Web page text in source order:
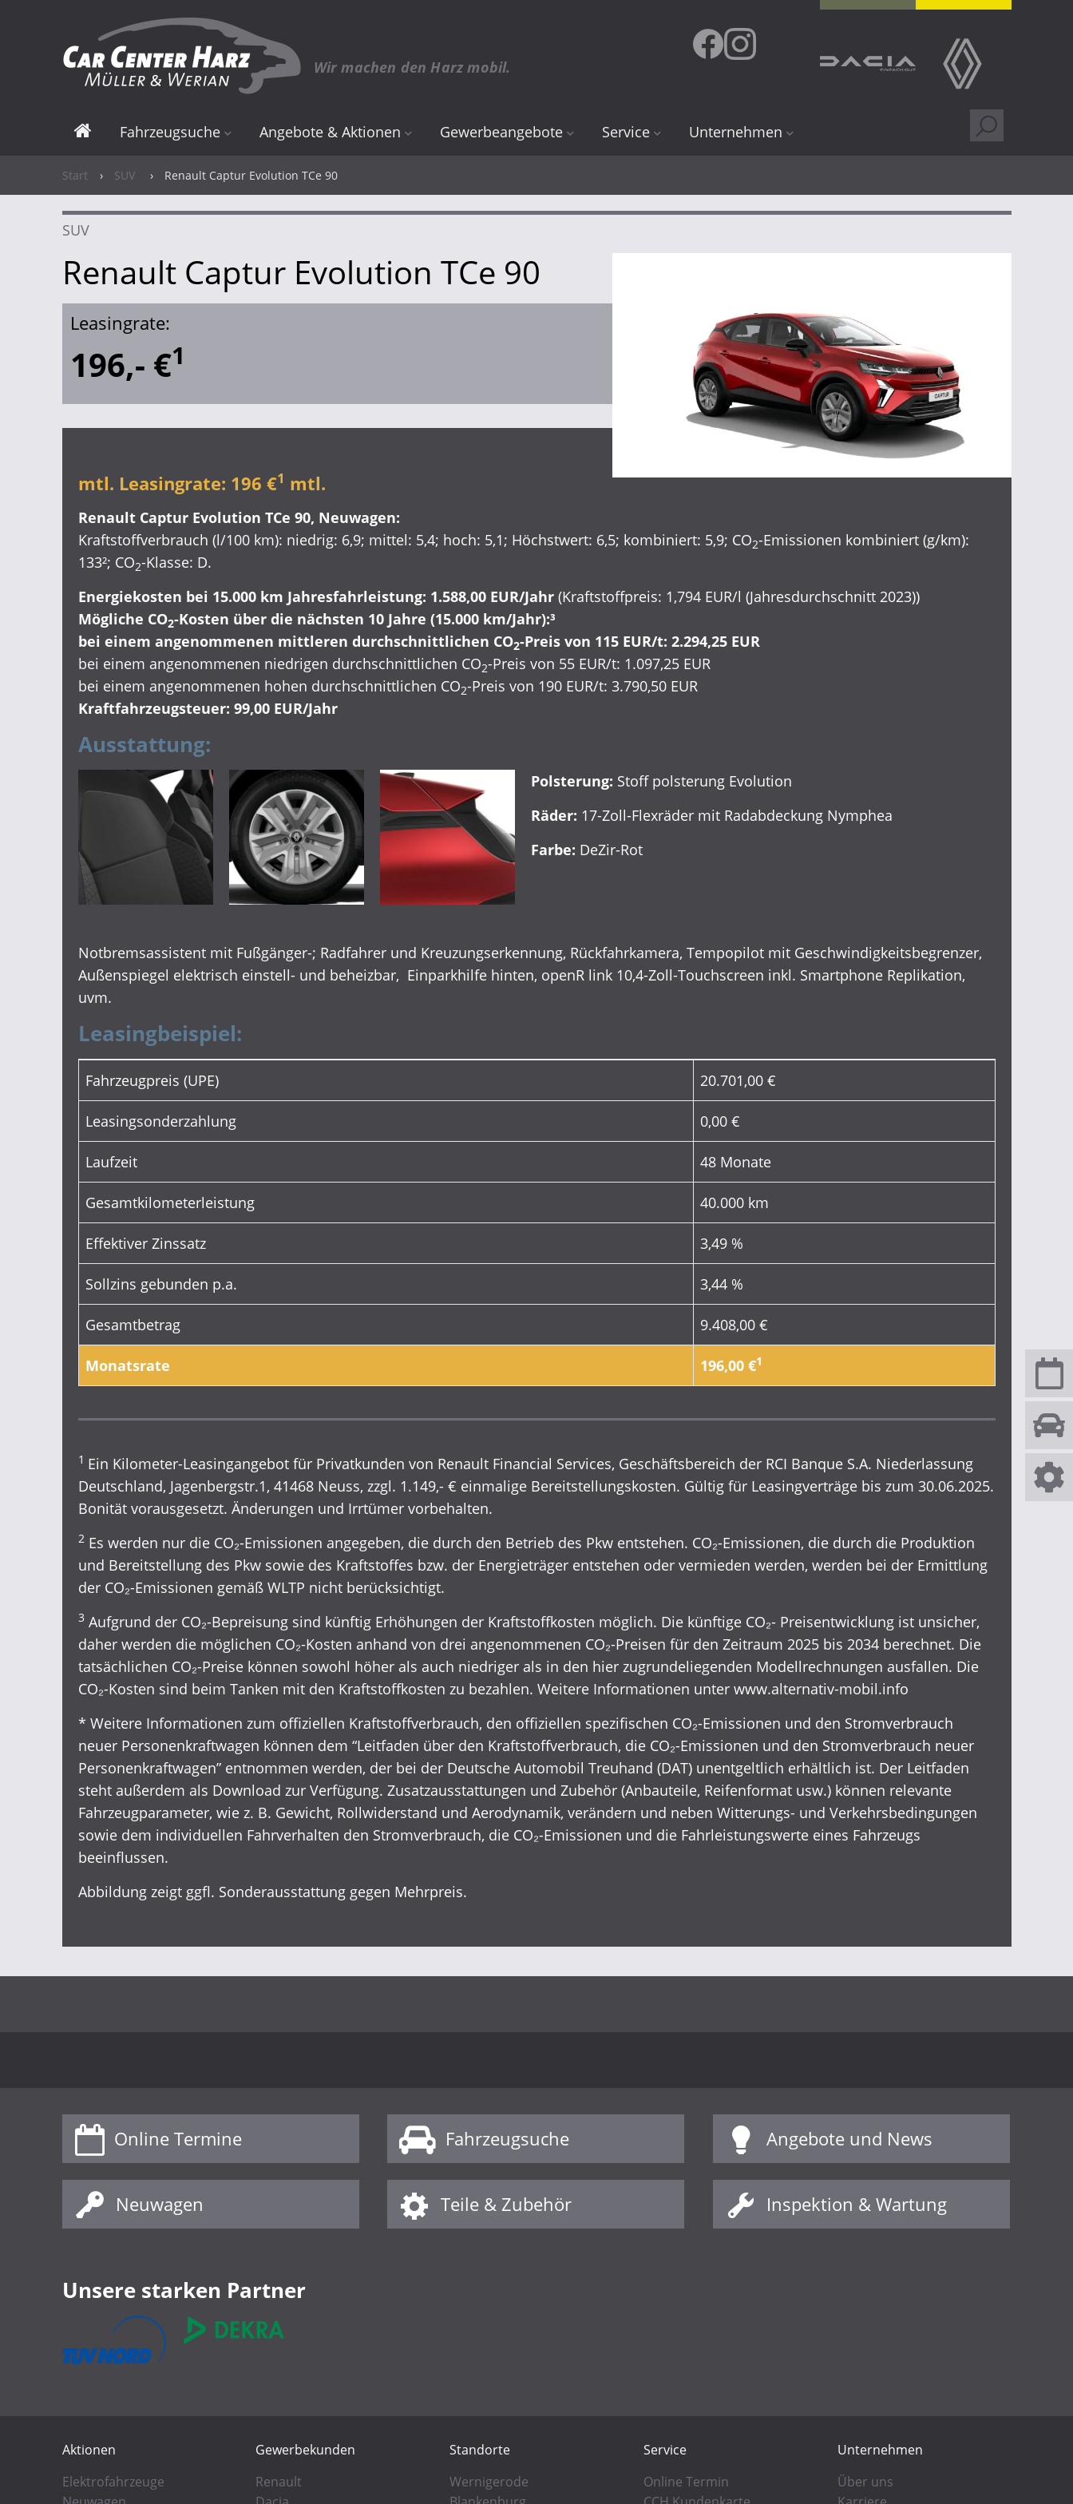
Wir machen den Harz mobil.
Fahrzeugsuche
Elektro & Hybrid
Neuwagen
Gebrauchtwagen
Angebote & Aktionen
Angebote
Elektro & Hybrid
Gewerbeangebote
Dacia
Service
Teile & Zubehör
Inspektion & Wartung
Räder, Reifen & Felgen
Karosserie & Lack
Inzahlungnahme
Unternehmen
Standorte
Karriere
Start › SUV › Renault Captur Evolution TCe 90
SUV
Renault Captur Evolution TCe 90
Leasingrate:
196,- €1
mtl. Leasingrate: 196 €1 mtl.
Renault Captur Evolution TCe 90, Neuwagen:
Kraftstoffverbrauch (l/100 km): niedrig: 6,9; mittel: 5,4; hoch: 5,1; Höchstwert: 6,5; kombiniert: 5,9; CO2-Emissionen kombiniert (g/km):
133²; CO2-Klasse: D.
Energiekosten bei 15.000 km Jahresfahrleistung: 1.588,00 EUR/Jahr (Kraftstoffpreis: 1,794 EUR/l (Jahresdurchschnitt 2023))
Mögliche CO2-Kosten über die nächsten 10 Jahre (15.000 km/Jahr):³
bei einem angenommenen mittleren durchschnittlichen CO2-Preis von 115 EUR/t: 2.294,25 EUR
bei einem angenommenen niedrigen durchschnittlichen CO2-Preis von 55 EUR/t: 1.097,25 EUR
bei einem angenommenen hohen durchschnittlichen CO2-Preis von 190 EUR/t: 3.790,50 EUR
Kraftfahrzeugsteuer: 99,00 EUR/Jahr
Ausstattung:
Polsterung: Stoff polsterung Evolution
Räder: 17-Zoll-Flexräder mit Radabdeckung Nymphea
Farbe: DeZir-Rot
Notbremsassistent mit Fußgänger-; Radfahrer und Kreuzungserkennung, Rückfahrkamera, Tempopilot mit Geschwindigkeitsbegrenzer,
Außenspiegel elektrisch einstell- und beheizbar, Einparkhilfe hinten, openR link 10,4-Zoll-Touchscreen inkl. Smartphone Replikation,
uvm.
Leasingbeispiel:
Fahrzeugpreis (UPE) 20.701,00 €
Leasingsonderzahlung 0,00 €
Laufzeit 48 Monate
Gesamtkilometerleistung 40.000 km
Effektiver Zinssatz 3,49 %
Sollzins gebunden p.a. 3,44 %
Gesamtbetrag 9.408,00 €
Monatsrate 196,00 €1
1 Ein Kilometer-Leasingangebot für Privatkunden von Renault Financial Services, Geschäftsbereich der RCI Banque S.A. Niederlassung
Deutschland, Jagenbergstr.1, 41468 Neuss, zzgl. 1.149,- € einmalige Bereitstellungskosten. Gültig für Leasingverträge bis zum 30.06.2025.
Bonität vorausgesetzt. Änderungen und Irrtümer vorbehalten.
2Es werden nur die CO₂-Emissionen angegeben, die durch den Betrieb des Pkw entstehen. CO₂-Emissionen, die durch die Produktion
und Bereitstellung des Pkw sowie des Kraftstoffes bzw. der Energieträger entstehen oder vermieden werden, werden bei der Ermittlung
der CO₂-Emissionen gemäß WLTP nicht berücksichtigt.
3 Aufgrund der CO₂-Bepreisung sind künftig Erhöhungen der Kraftstoffkosten möglich. Die künftige CO₂- Preisentwicklung ist unsicher,
daher werden die möglichen CO₂-Kosten anhand von drei angenommenen CO₂-Preisen für den Zeitraum 2025 bis 2034 berechnet. Die
tatsächlichen CO₂-Preise können sowohl höher als auch niedriger als in den hier zugrundeliegenden Modellrechnungen ausfallen. Die
CO₂-Kosten sind beim Tanken mit den Kraftstoffkosten zu bezahlen. Weitere Informationen unter www.alternativ-mobil.info
* Weitere Informationen zum offiziellen Kraftstoffverbrauch, den offiziellen spezifischen CO₂-Emissionen und den Stromverbrauch
neuer Personenkraftwagen können dem “Leitfaden über den Kraftstoffverbrauch, die CO₂-Emissionen und den Stromverbrauch neuer
Personenkraftwagen” entnommen werden, der bei der Deutsche Automobil Treuhand (DAT) unentgeltlich erhältlich ist. Der Leitfaden
steht außerdem als Download zur Verfügung. Zusatzausstattungen und Zubehör (Anbauteile, Reifenformat usw.) können relevante
Fahrzeugparameter, wie z. B. Gewicht, Rollwiderstand und Aerodynamik, verändern und neben Witterungs- und Verkehrsbedingungen
sowie dem individuellen Fahrverhalten den Stromverbrauch, die CO₂-Emissionen und die Fahrleistungswerte eines Fahrzeugs
beeinflussen.
Abbildung zeigt ggfl. Sonderausstattung gegen Mehrpreis.
Online Termine Fahrzeugsuche Angebote und News
Neuwagen Teile & Zubehör Inspektion & Wartung
Unsere starken Partner
Aktionen
Elektrofahrzeuge
Gewerbekunden
Renault
Standorte
Wernigerode
Service
Online Termin
Unternehmen
Über uns